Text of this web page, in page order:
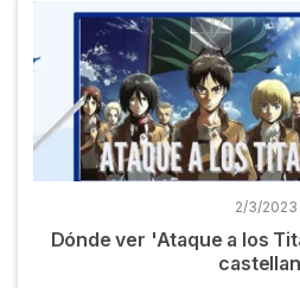
2/3/2023
Dónde ver 'Ataque a los